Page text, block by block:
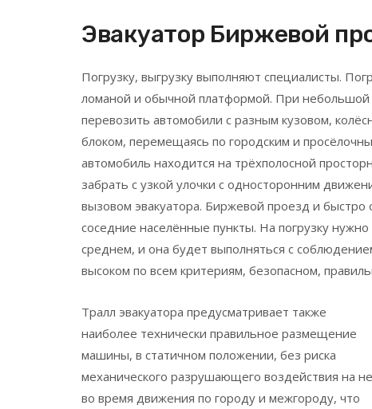
Эвакуатор Биржевой
Погрузку, выгрузку выполняют специалисты.
ломаной и обычной платформой. При небольшой
перевозить автомобили с разным кузовом,
блоком, перемещаясь по городским и
автомобиль находится на трёхполосной
забрать с узкой улочки с односторонним
вызовом эвакуатора. Биржевой проезд и быстро
соседние населённые пункты. На погрузку
среднем, и она будет выполняться с
высоком по всем критериям, безопасном,
Тралл эвакуатора предусматривает также
наиболее технически правильное размещение
машины, в статичном положении, без риска
механического разрушающего воздействия на
во время движения по городу и межгороду, что